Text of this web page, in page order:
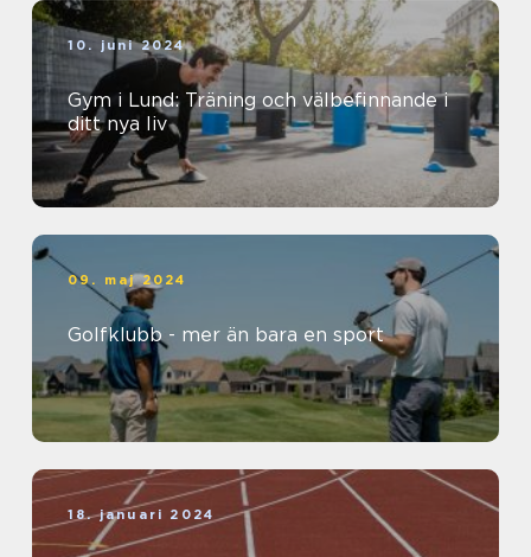
10. juni 2024
Gym i Lund: Träning och välbefinnande i
ditt nya liv
09. maj 2024
Golfklubb - mer än bara en sport
18. januari 2024